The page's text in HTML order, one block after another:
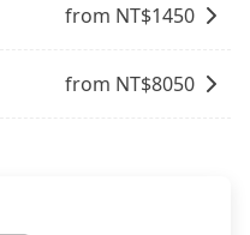
from NT$1450
from NT$8050